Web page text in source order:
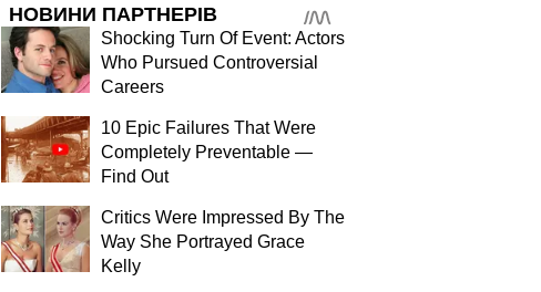
НОВИНИ ПАРТНЕРІВ
Shocking Turn Of Event: Actors
Who Pursued Controversial
Careers
10 Epic Failures That Were
Completely Preventable —
Find Out
Critics Were Impressed By The
Way She Portrayed Grace
Kelly